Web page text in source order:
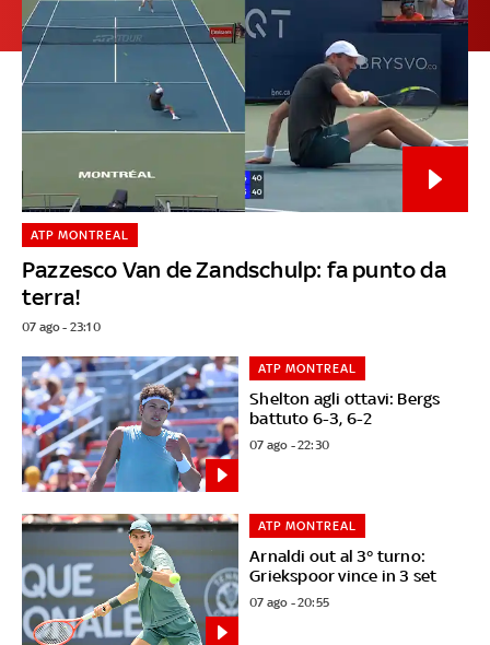
Pazzesco Van de Zandschulp: fa punto da
terra!
ATP MONTREAL
07 ago - 23:10
Shelton agli ottavi: Bergs
battuto 6-3, 6-2
ATP MONTREAL
07 ago - 22:30
Arnaldi out al 3° turno:
Griekspoor vince in 3 set
ATP MONTREAL
07 ago - 20:55